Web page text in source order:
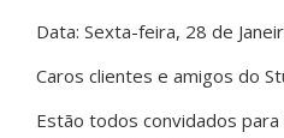
Data: Sexta-feira, 28 de
Caros clientes e amigos do
Estão todos convidados